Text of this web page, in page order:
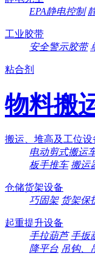
EPA静电控制
工业胶带
安全警示胶带
粘合剂
物料搬
搬运、堆高及工位设
电动剪式搬运
板手推车 搬运
仓储货架设备
巧固架 货架保
起重提升设备
手拉葫芦 手扳
降平台 吊钩、